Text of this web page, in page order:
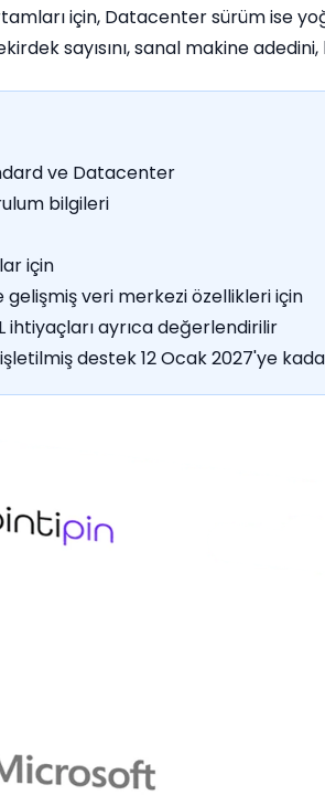
için, Datacenter sürüm ise
sayısını, sanal makine
ve Datacenter
bilgileri
için
gelişmiş veri merkezi özellikleri için
ihtiyaçları ayrıca değerlendirilir
destek 12 Ocak 2027'ye